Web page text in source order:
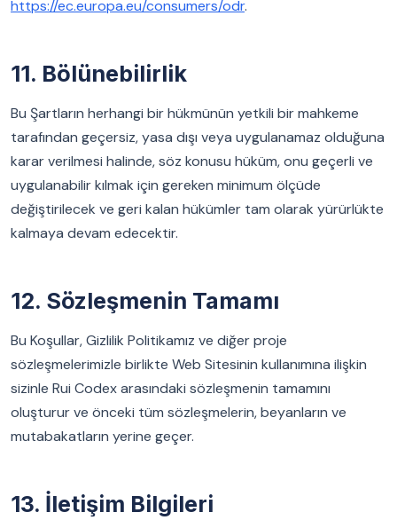
https://ec.europa.eu/consumers/odr.
11. Bölünebilirlik
Bu Şartların herhangi bir hükmünün yetkili bir mahkeme
tarafından geçersiz, yasa dışı veya uygulanamaz olduğuna
karar verilmesi halinde, söz konusu hüküm, onu geçerli ve
uygulanabilir kılmak için gereken minimum ölçüde
değiştirilecek ve geri kalan hükümler tam olarak yürürlükte
kalmaya devam edecektir.
12. Sözleşmenin Tamamı
Bu Koşullar, Gizlilik Politikamız ve diğer proje
sözleşmelerimizle birlikte Web Sitesinin kullanımına ilişkin
sizinle Rui Codex arasındaki sözleşmenin tamamını
oluşturur ve önceki tüm sözleşmelerin, beyanların ve
mutabakatların yerine geçer.
13. İletişim Bilgileri